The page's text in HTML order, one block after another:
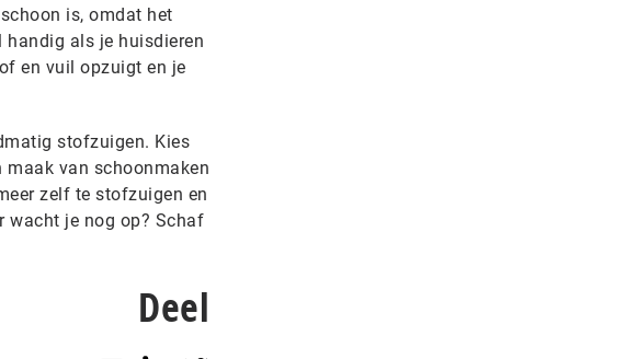
is, omdat het
als je huisdieren
en vuil opzuigt en je
stofzuigen. Kies
maak van schoonmaken
zelf te stofzuigen en
wacht je nog op? Schaf
Deel